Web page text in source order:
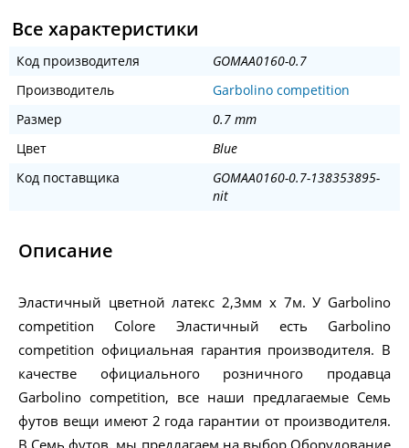
Все характеристики
Код производителя
GOMAA0160-0.7
Производитель
Garbolino competition
Размер
0.7 mm
Цвет
Blue
Код поставщика
GOMAA0160-0.7-138353895-
nit
Описание
Эластичный цветной латекс 2,3мм х 7м. У Garbolino
competition Colore Эластичный есть Garbolino
competition официальная гарантия производителя. В
качестве официального розничного продавца
Garbolino competition, все наши предлагаемые Семь
футов вещи имеют 2 года гарантии от производителя.